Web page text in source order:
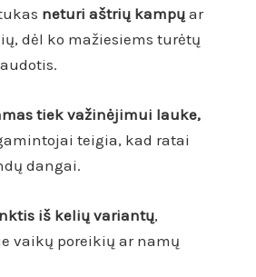
neturi aštrių kampų ar
dėl ko mažiesiems turėtų
tiek važinėjimui lauke,
teigia, kad ratai
dangai.
iš kelių variantų,
vaikų poreikių ar namų